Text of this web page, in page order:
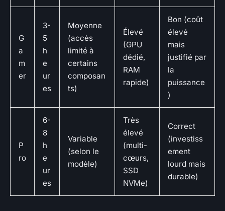
G
a
m
er
3-
5
h
e
ur
es
Moyenne
(accès
limité à
certains
composan
ts)
Élevé
(GPU
dédié,
RAM
rapide)
Bon (coût
élevé
mais
justifié par
la
puissance
)
P
ro
6-
8
h
e
ur
es
Variable
(selon le
modèle)
Très
élevé
(multi-
cœurs,
SSD
NVMe)
Correct
(investiss
ement
lourd mais
durable)